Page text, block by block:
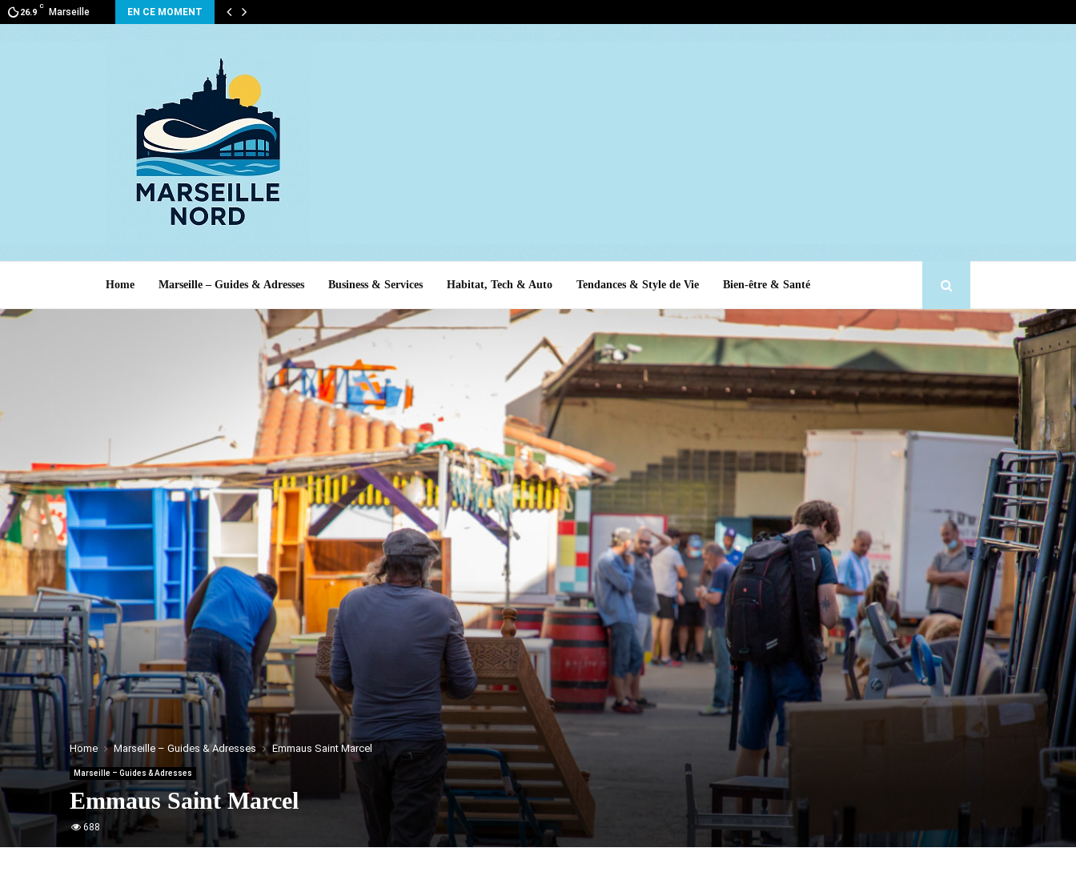
26.9
C
Marseille EN CE MOMENT
Home Marseille – Guides & Adresses Business & Services Habitat, Tech & Auto Tendances & Style de Vie Bien-être & Santé
Home Marseille – Guides & Adresses Emmaus Saint Marcel
Marseille – Guides & Adresses
Emmaus Saint Marcel
688